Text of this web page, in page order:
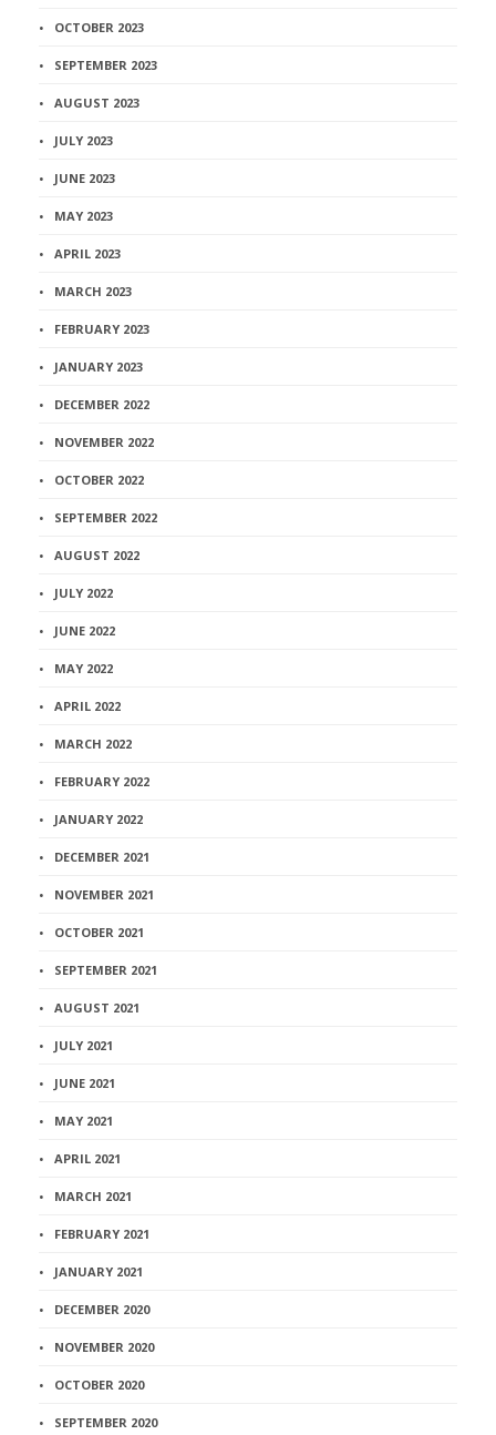
OCTOBER 2023
SEPTEMBER 2023
AUGUST 2023
JULY 2023
JUNE 2023
MAY 2023
APRIL 2023
MARCH 2023
FEBRUARY 2023
JANUARY 2023
DECEMBER 2022
NOVEMBER 2022
OCTOBER 2022
SEPTEMBER 2022
AUGUST 2022
JULY 2022
JUNE 2022
MAY 2022
APRIL 2022
MARCH 2022
FEBRUARY 2022
JANUARY 2022
DECEMBER 2021
NOVEMBER 2021
OCTOBER 2021
SEPTEMBER 2021
AUGUST 2021
JULY 2021
JUNE 2021
MAY 2021
APRIL 2021
MARCH 2021
FEBRUARY 2021
JANUARY 2021
DECEMBER 2020
NOVEMBER 2020
OCTOBER 2020
SEPTEMBER 2020